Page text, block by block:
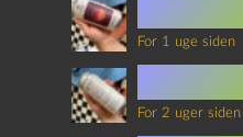
For 1 uge siden
For 2 uger siden